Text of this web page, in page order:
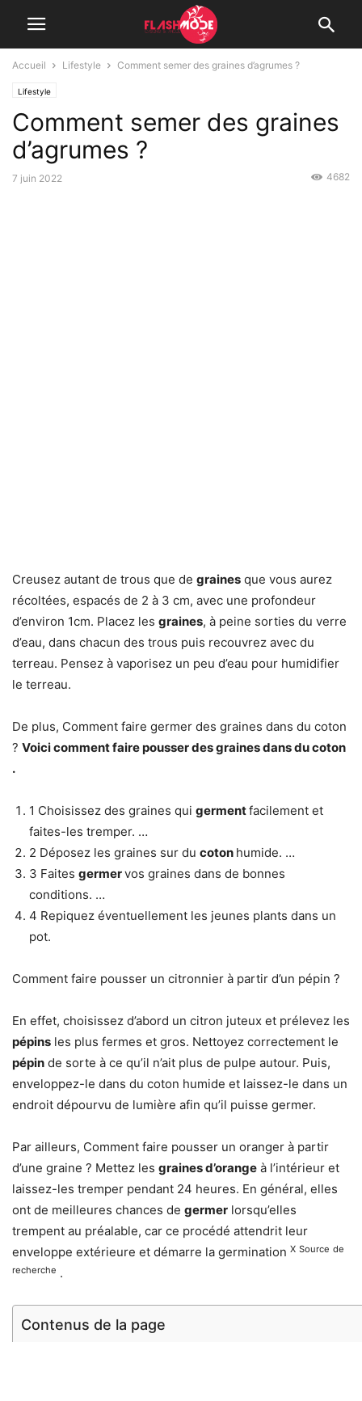
Accueil Lifestyle Comment semer des graines d’agrumes ?
Lifestyle
Comment semer des graines
d’agrumes ?
7 juin 2022 4682
Creusez autant de trous que de graines que vous aurez
récoltées, espacés de 2 à 3 cm, avec une profondeur
d’environ 1cm. Placez les graines, à peine sorties du verre
d’eau, dans chacun des trous puis recouvrez avec du
terreau. Pensez à vaporisez un peu d’eau pour humidifier
le terreau.
De plus, Comment faire germer des graines dans du coton
? Voicicomment fairepousser des graines dans ducoton
.
1 Choisissez des graines qui germentfacilement et
faites-les tremper. …
2 Déposez les graines sur du coton humide. …
3 Faites germervos graines dans de bonnes
conditions. …
4 Repiquez éventuellement les jeunes plants dans un
pot.
Comment faire pousser un citronnier à partir d’un pépin ?
En effet, choisissez d’abord un citron juteux et prélevez les
pépins les plus fermes et gros. Nettoyez correctement le
pépin de sorte à ce qu’il n’ait plus de pulpe autour. Puis,
enveloppez-le dans du coton humide et laissez-le dans un
endroit dépourvu de lumière afin qu’il puisse germer.
Par ailleurs, Comment faire pousser un oranger à partir
d’une graine ? Mettez les graines d’orange à l’intérieur et
laissez-les tremper pendant 24 heures. En général, elles
ont de meilleures chances de germer lorsqu’elles
trempent au préalable, car ce procédé attendrit leur
enveloppe extérieure et démarre la germination X Source de
recherche .
Contenus de la page